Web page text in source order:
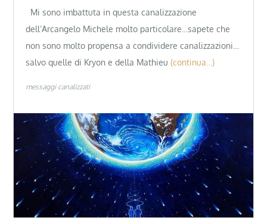
Mi sono imbattuta in questa canalizzazione
dell’Arcangelo Michele molto particolare…sapete che
non sono molto propensa a condividere canalizzazioni…
salvo quelle di Kryon e della Mathieu (continua…)
messaggi canalizzati